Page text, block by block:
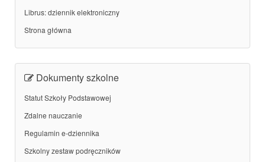
Librus: dziennik elektroniczny
Strona główna
Dokumenty szkolne
Statut Szkoły Podstawowej
Zdalne nauczanie
Regulamin e-dziennika
Szkolny zestaw podręczników